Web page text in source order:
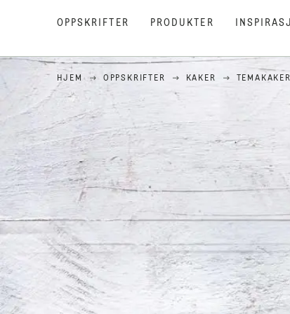
OPPSKRIFTER PRODUKTER
HJEM OPPSKRIFTER KAKER TEMAKAKER